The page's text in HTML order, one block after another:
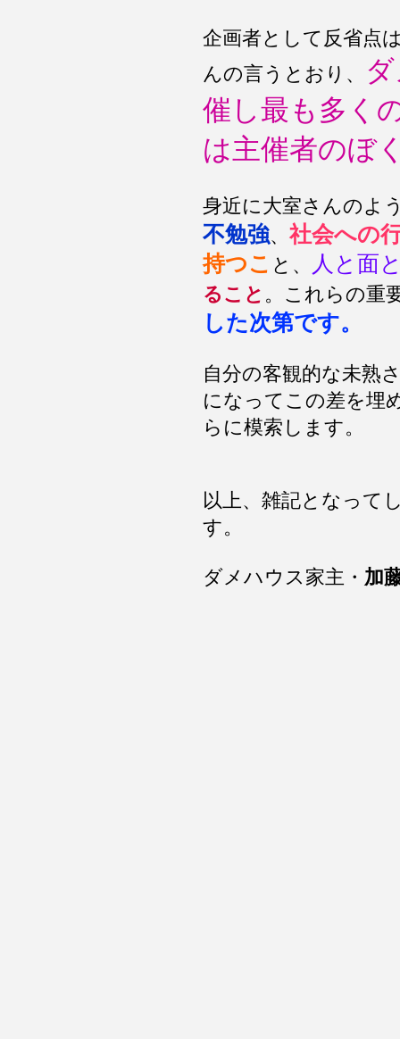
企画者として反省点
んの言うとおり、
催し最も多く
は主催者のぼ
身近に大室さんのよ
不勉強、 社会への
持つこ と、 人と面
ること 。これらの重
した次第です。
自分の客観的な未熟
になってこの差を埋
らに模索します。
以上、雑記となって
す。
ダメハウス家主・ 加